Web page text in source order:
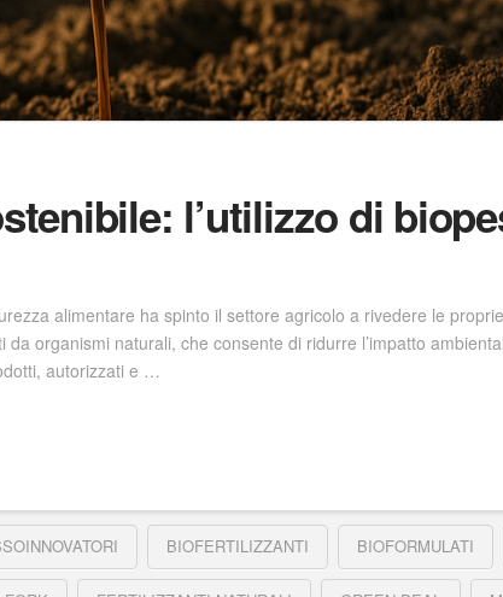
l’utilizzo di
alimentare ha spinto il settore agricolo a rivedere le
organismi naturali, che consente di ridurre l’impatto
autorizzati e …
BIOFERTILIZZANTI BIOFORMULATI